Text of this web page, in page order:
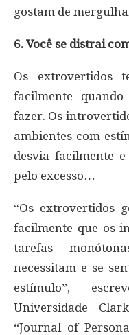
gostam de
6. Você se distrai
Os extrovertidos
facilmente
fazer. Os
ambientes com
desvia facilmente e
pelo excesso…
“Os extrovertidos
facilmente que os
tarefas
necessitam e se
estímulo”,
Universidade
“Journal of